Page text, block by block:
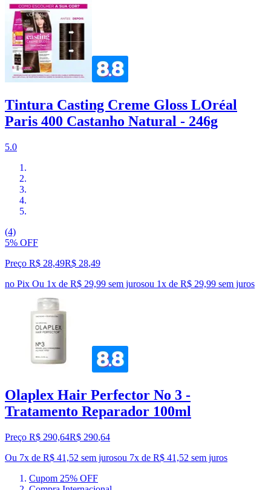
Tintura Casting Creme Gloss LOréal
Paris 400 Castanho Natural - 246g
5.0
(4)
5% OFF
Preço R$ 28,49R$ 28,49
no Pix Ou 1x de R$ 29,99 sem jurosou 1x de R$ 29,99 sem juros
Olaplex Hair Perfector No 3 -
Tratamento Reparador 100ml
Preço R$ 290,64R$ 290,64
Ou 7x de R$ 41,52 sem jurosou 7x de R$ 41,52 sem juros
Cupom 25% OFF